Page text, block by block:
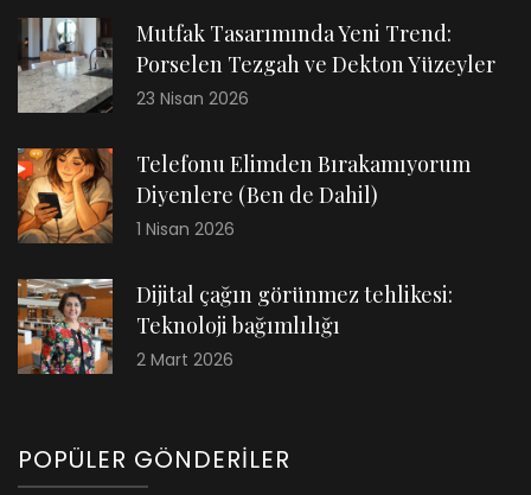
Mutfak Tasarımında Yeni Trend:
Porselen Tezgah ve Dekton Yüzeyler
23 Nisan 2026
Telefonu Elimden Bırakamıyorum
Diyenlere (Ben de Dahil)
1 Nisan 2026
Dijital çağın görünmez tehlikesi:
Teknoloji bağımlılığı
2 Mart 2026
POPÜLER GÖNDERILER